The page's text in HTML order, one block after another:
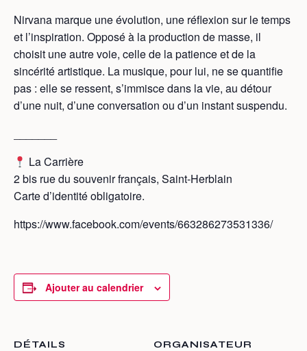
Nirvana marque une évolution, une réflexion sur le temps
et l’inspiration. Opposé à la production de masse, il
choisit une autre voie, celle de la patience et de la
sincérité artistique. La musique, pour lui, ne se quantifie
pas : elle se ressent, s’immisce dans la vie, au détour
d’une nuit, d’une conversation ou d’un instant suspendu.
La Carrière
2 bis rue du souvenir français, Saint-Herblain
Carte d’identité obligatoire.
https://www.facebook.com/events/663286273531336/
Ajouter au calendrier
DÉTAILS ORGANISATEUR